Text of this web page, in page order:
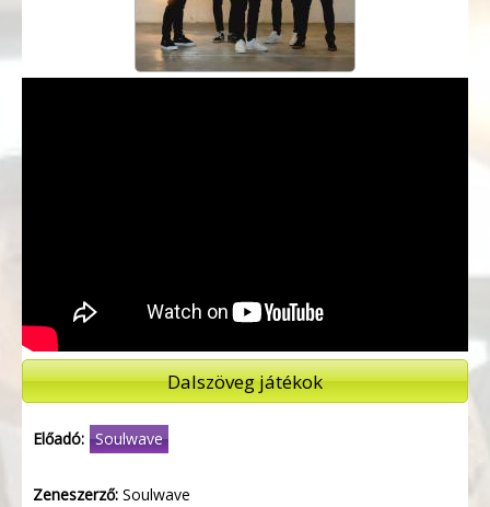
Dalszöveg játékok
Előadó: Soulwave
Zeneszerző: Soulwave